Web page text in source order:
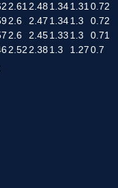
2.61 2.48 1.341.31 0.72
2.6 2.47 1.341.3
0.72
2.6 2.451.33 1.3
0.71
2.52 2.38 1.3 1.270.7